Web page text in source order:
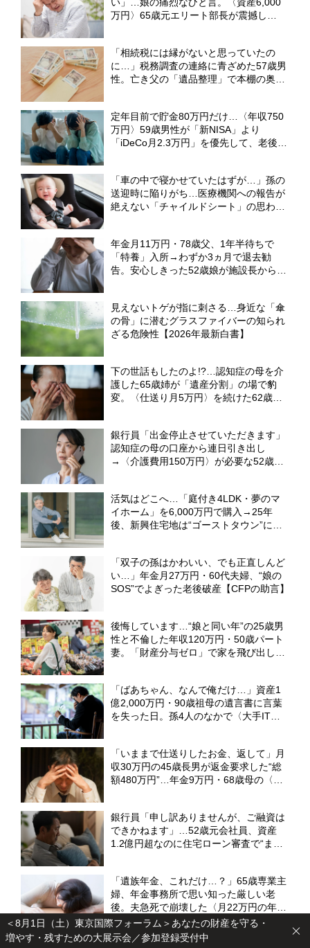
＜8月1日（土）東京国際フォーラム＞あなたの財産を守る・
増やす・残すための大展示会／参加登録受付中
い」…娘の痛烈なひと言。〈資産6,000
万円〉65歳元エリート部長が震撼し
「相続税には縁がないと思っていたの
に…」税務調査の連絡に青ざめた57歳男
性。亡き父の「遺品整理」で本棚の奥か
定年目前で貯金80万円だけ…〈年収750
万円〉59歳男性が「新NISA」より
「iDeCo月2.3万円」を優先して、老後資
「車の中で寝かせていたはずが…」孫の
送迎時に陥りがち…医療機関への報告が
絶えない「チャイルドシート」の思わぬ
年金月11万円・78歳父、1年半待ちで
「特養」入所→わずか3ヵ月で退去勧
告。安心しきった52歳娘が施設長から告
見えないトゲが指に刺さる…身近な「傘
の骨」に潜むグラスファイバーの知られ
ざる危険性【2026年最新白書】
下の世話もしたのよ!?…認知症の母を介
護した65歳姉が「遺産分割」の場で豹
変。〈仕送り月5万円〉を続けた62歳弟
銀行員「出金停止させていただきます」
認知症の母の口座から連日引き出し
→〈介護費用150万円〉が必要な52歳長
活気はどこへ…「庭付き4LDK・夢のマ
イホーム」を6,000万円で購入→25年
後、新興住宅地は“ゴーストタウン”に。
「双子の孫はかわいい、でも正直しんど
い…」年金月27万円・60代夫婦、“娘の
SOS”でよぎった老後破産【CFPの助言】
後悔しています…“娘と同い年”の25歳男
性と不倫した年収120万円・50歳パート
妻。「財産分与ゼロ」で家を飛び出した
「ばあちゃん、なんで俺だけ…」資産1
億2,000万円・90歳祖母の遺言書に言葉
を失った日。孫4人のなかで〈大手IT勤
「いままで仕送りしたお金、返して」月
収30万円の45歳長男が返金要求した“総
額480万円”…年金9万円・68歳母の〈言
銀行員「申し訳ありませんが、ご融資は
できかねます」…52歳元会社員、資産
1.2億円超なのに住宅ローン審査で“まさ
「遺族年金、これだけ…？」65歳専業主
婦、年金事務所で思い知った厳しい老
後。夫急死で崩壊した〈月22万円の年金
生活〉【CFPが解説】
「ありがとうの一言もないの？」…年金